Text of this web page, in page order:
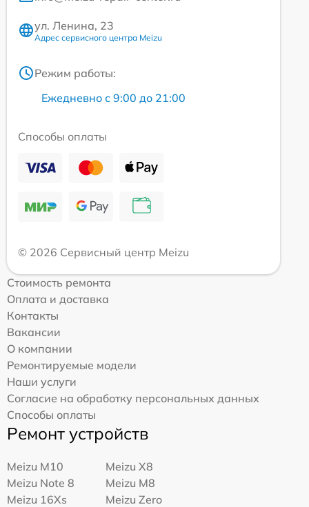
ул. Ленина, 23
Адрес сервисного центра Meizu
Режим работы:
Ежедневно с 9:00 до 21:00
Способы оплаты
© 2026 Сервисный центр Meizu
Стоимость ремонта
Оплата и доставка
Контакты
Вакансии
О компании
Ремонтируемые модели
Наши услуги
Согласие на обработку персональных данных
Способы оплаты
Ремонт устройств
Meizu M10
Meizu X8
Meizu Note 8
Meizu M8
Meizu 16Xs
Meizu Zero